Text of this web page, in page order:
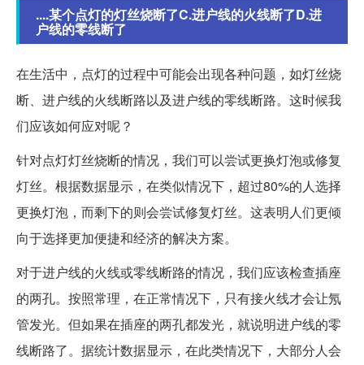
....某个点灯的灯丝烧断了C.进户线的火线断了D.进
户线的零线断了
在生活中，点灯的过程中可能会出现各种问题，如灯丝烧
断、进户线的火线断路以及进户线的零线断路。这时候我
们应该如何应对呢？
针对点灯灯丝烧断的情况，我们可以尝试更换灯泡或修复
灯丝。根据数据显示，在类似情况下，超过80%的人选择
更换灯泡，而剩下的则会尝试修复灯丝。这表明人们更倾
向于选择更加便捷和经济的解决方案。
对于进户线的火线或零线断路的情况，我们应该检查插座
的两孔。按照常理，在正常情况下，只有接火线才会让氖
管发光。但如果在插座的两孔都发光，就说明进户线的零
线断路了。据统计数据显示，在此类情况下，大部分人会